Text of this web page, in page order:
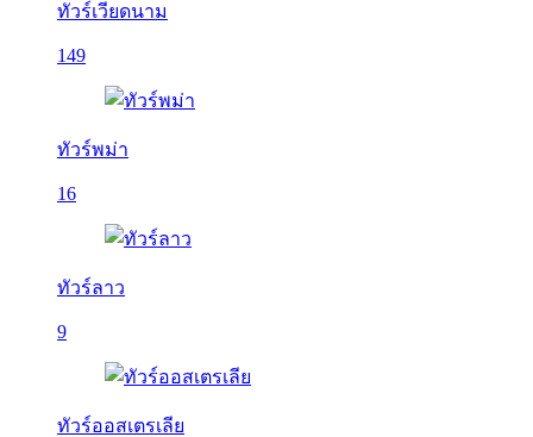
ทัวร์เวียดนาม
149
ทัวร์พม่า
16
ทัวร์ลาว
9
ทัวร์ออสเตรเลีย